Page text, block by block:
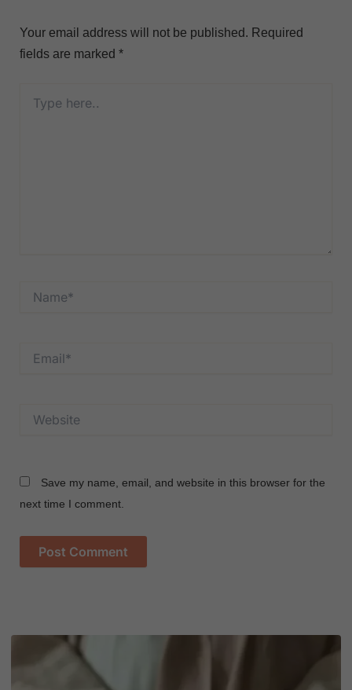
Your email address will not be published. Required
fields are marked *
here..
Save my name, email, and website in this browser for the
next time I comment.